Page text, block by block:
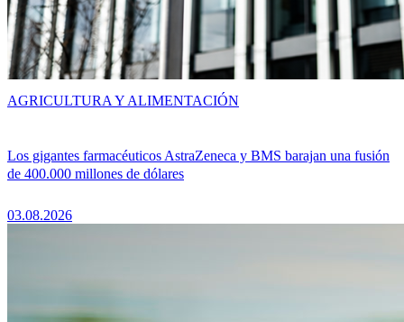
Los gigantes farmacéuticos AstraZeneca y BMS barajan una fusión
de 400.000 millones de dólares
03.08.2026
AGRICULTURA Y ALIMENTACIÓN